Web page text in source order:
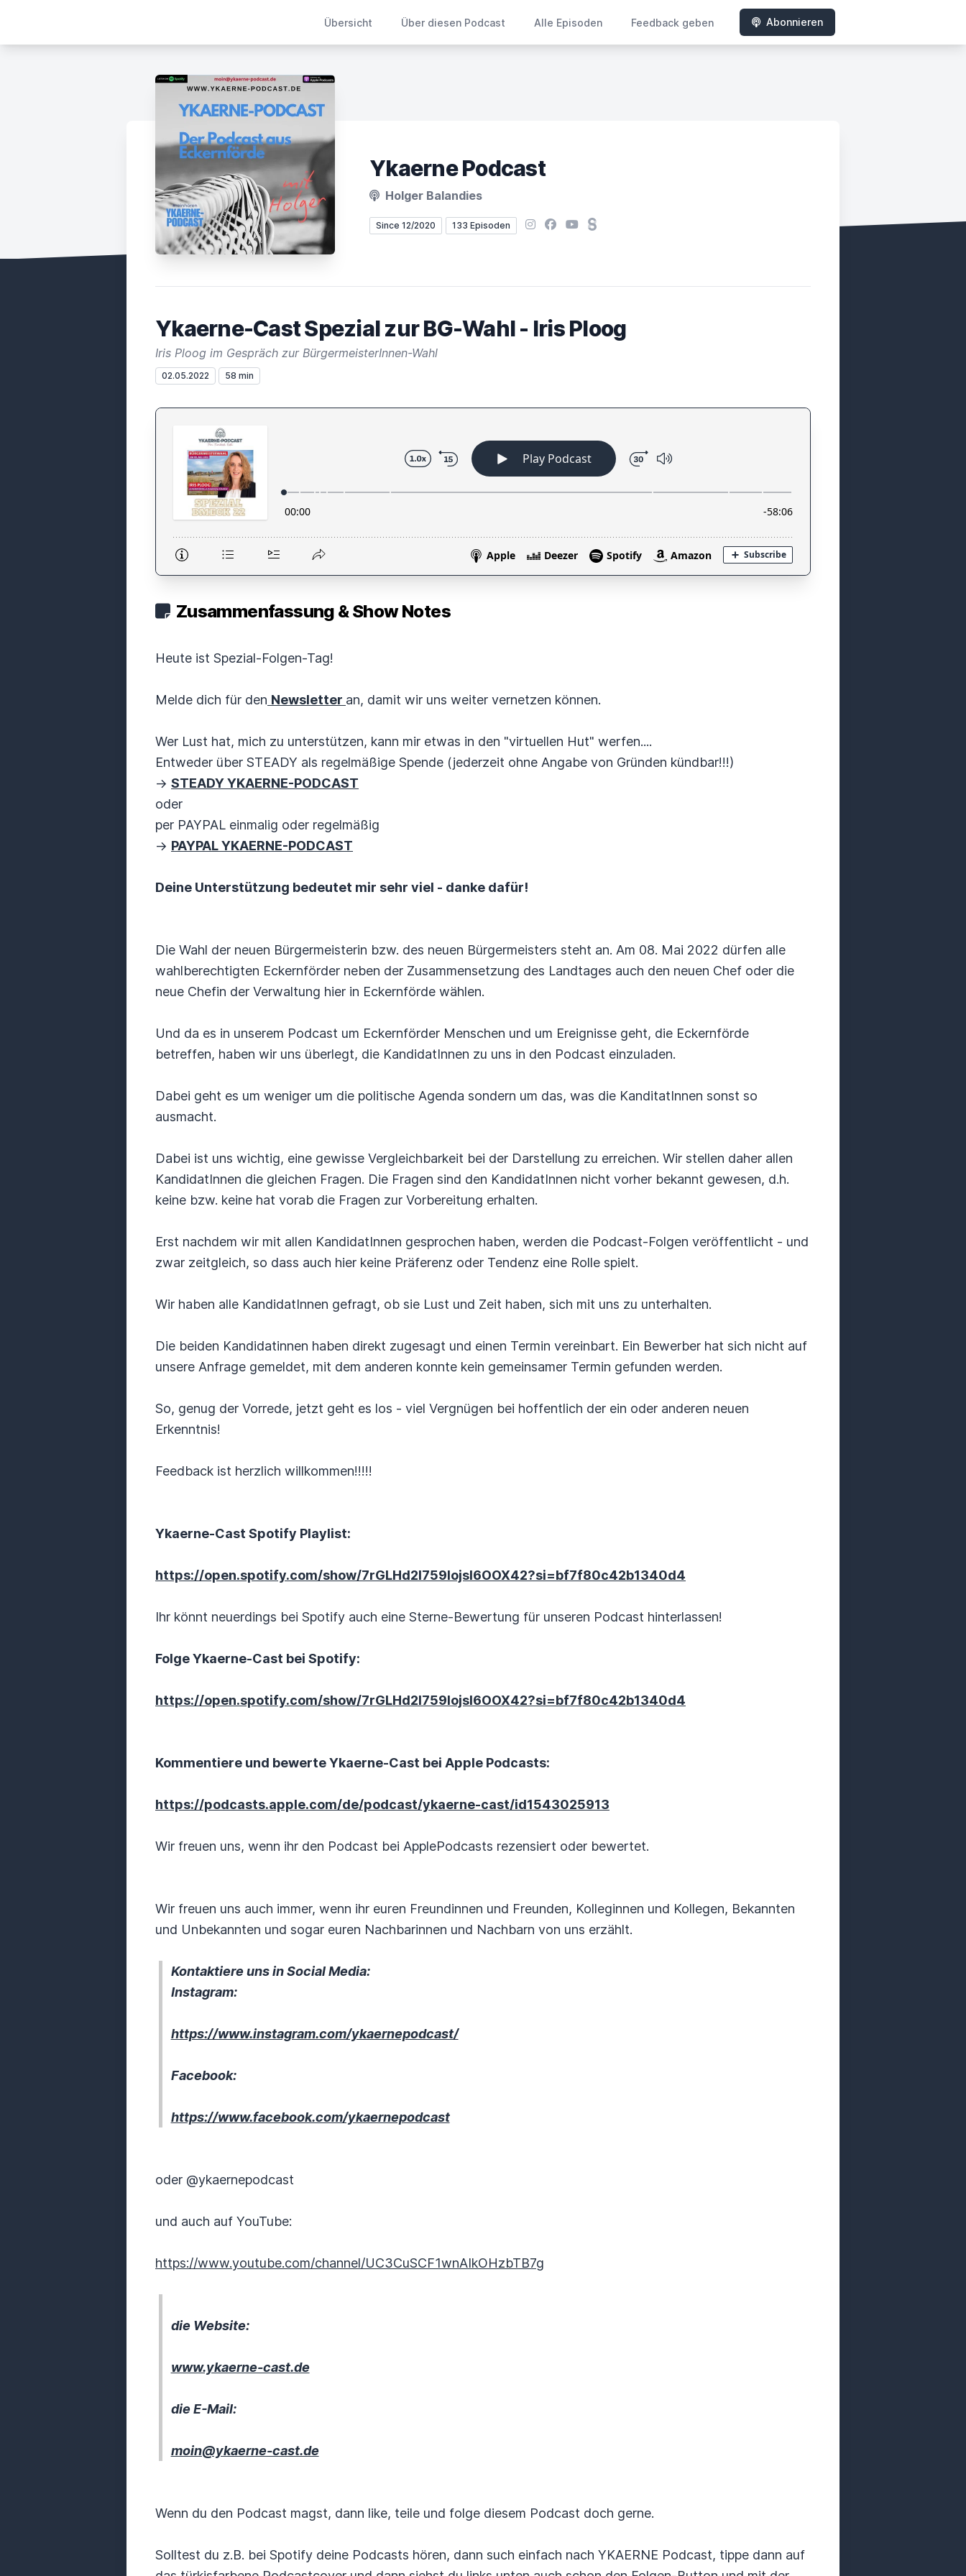
Übersicht Über diesen Podcast Alle Episoden Feedback geben Abonnieren
Ykaerne Podcast
Holger Balandies
Since 12/2020 133 Episoden Instagram
Facebook
YouTubeSteady
Ykaerne-Cast Spezial zur BG-Wahl - Iris Ploog
Iris Ploog im Gespräch zur BürgermeisterInnen-Wahl
02.05.2022 58 min
Zusammenfassung & Show Notes
Heute ist Spezial-Folgen-Tag!
Melde dich für den Newsletter an, damit wir uns weiter vernetzen können.
Wer Lust hat, mich zu unterstützen, kann mir etwas in den "virtuellen Hut" werfen....
Entweder über STEADY als regelmäßige Spende (jederzeit ohne Angabe von Gründen kündbar!!!)
-> STEADY YKAERNE-PODCAST
oder
per PAYPAL einmalig oder regelmäßig
-> PAYPAL YKAERNE-PODCAST
Deine Unterstützung bedeutet mir sehr viel - danke dafür!
Die Wahl der neuen Bürgermeisterin bzw. des neuen Bürgermeisters steht an. Am 08. Mai 2022 dürfen alle
wahlberechtigten Eckernförder neben der Zusammensetzung des Landtages auch den neuen Chef oder die
neue Chefin der Verwaltung hier in Eckernförde wählen.
Und da es in unserem Podcast um Eckernförder Menschen und um Ereignisse geht, die Eckernförde
betreffen, haben wir uns überlegt, die KandidatInnen zu uns in den Podcast einzuladen.
Dabei geht es um weniger um die politische Agenda sondern um das, was die KanditatInnen sonst so
ausmacht.
Dabei ist uns wichtig, eine gewisse Vergleichbarkeit bei der Darstellung zu erreichen. Wir stellen daher allen
KandidatInnen die gleichen Fragen. Die Fragen sind den KandidatInnen nicht vorher bekannt gewesen, d.h.
keine bzw. keine hat vorab die Fragen zur Vorbereitung erhalten.
Erst nachdem wir mit allen KandidatInnen gesprochen haben, werden die Podcast-Folgen veröffentlicht - und
zwar zeitgleich, so dass auch hier keine Präferenz oder Tendenz eine Rolle spielt.
Wir haben alle KandidatInnen gefragt, ob sie Lust und Zeit haben, sich mit uns zu unterhalten.
Die beiden Kandidatinnen haben direkt zugesagt und einen Termin vereinbart. Ein Bewerber hat sich nicht auf
unsere Anfrage gemeldet, mit dem anderen konnte kein gemeinsamer Termin gefunden werden.
So, genug der Vorrede, jetzt geht es los - viel Vergnügen bei hoffentlich der ein oder anderen neuen
Erkenntnis!
Feedback ist herzlich willkommen!!!!!
Ykaerne-Cast Spotify Playlist:
https://open.spotify.com/show/7rGLHd2l759IojsI6OOX42?si=bf7f80c42b1340d4
Ihr könnt neuerdings bei Spotify auch eine Sterne-Bewertung für unseren Podcast hinterlassen!
Folge Ykaerne-Cast bei Spotify:
https://open.spotify.com/show/7rGLHd2l759IojsI6OOX42?si=bf7f80c42b1340d4
Kommentiere und bewerte Ykaerne-Cast bei Apple Podcasts:
https://podcasts.apple.com/de/podcast/ykaerne-cast/id1543025913
Wir freuen uns, wenn ihr den Podcast bei ApplePodcasts rezensiert oder bewertet.
Wir freuen uns auch immer, wenn ihr euren Freundinnen und Freunden, Kolleginnen und Kollegen, Bekannten
und Unbekannten und sogar euren Nachbarinnen und Nachbarn von uns erzählt.
Kontaktiere uns in Social Media:
Instagram:
https://www.instagram.com/ykaernepodcast/
Facebook:
https://www.facebook.com/ykaernepodcast
oder @ykaernepodcast
und auch auf YouTube:
https://www.youtube.com/channel/UC3CuSCF1wnAIkOHzbTB7g
die Website:
www.ykaerne-cast.de
die E-Mail:
moin@ykaerne-cast.de
Wenn du den Podcast magst, dann like, teile und folge diesem Podcast doch gerne.
Solltest du z.B. bei Spotify deine Podcasts hören, dann such einfach nach YKAERNE Podcast, tippe dann auf